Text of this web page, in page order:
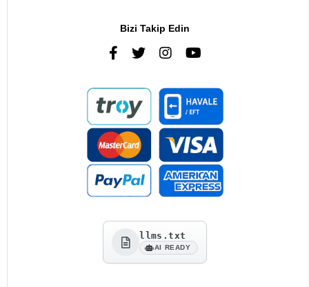
Bizi Takip Edin
llms.txt
AI READY